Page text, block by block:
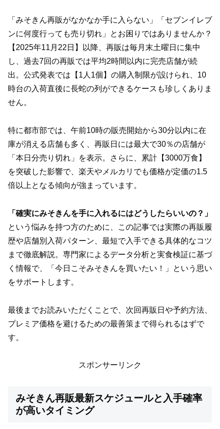
「みそきん再販がなかなか手に入らない」「セブンイレブ
ンに何度行っても売り切れ」とお困りではありませんか？
【2025年11月22日】以降、再販は毎月末土曜日に集中
し、過去7回の再販では平均2時間以内に完売店舗が続
出。公式発表では【1人1個】の購入制限が設けられ、10
時台の入荷直後に長蛇の列ができるケースも珍しくありま
せん。
特に都市部では、午前10時の販売開始から30分以内に在
庫が消える店舗も多く、再販日には最大で30％の店舗が
「本日分売り切れ」を表示。さらに、累計【3000万食】
を突破した影響で、楽天やメルカリでも価格が定価の1.5
倍以上となる傾向が強まっています。
「確実にみそきんを手に入れるにはどうしたらいいの？」
という悩みを持つ方のために、この記事では実際の再販履
歴や店舗別入荷パターン、最短で入手できる具体的なコツ
まで徹底解説。専門家によるデータ分析と実食検証に基づ
く情報で、「今日こそみそきんを買いたい！」という思い
をサポートします。
最後までお読みいただくことで、次回再販日や予約方法、
プレミア価格を避けるための最善策まで得られるはずで
す。
スポンサーリンク
みそきん再販最新スケジュールと入手確率
が高いタイミング